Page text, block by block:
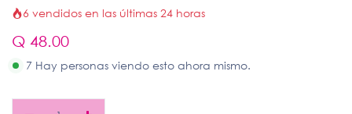
6 vendidos en las últimas 24 horas
Q 48.00
7 Hay personas viendo esto ahora mismo.